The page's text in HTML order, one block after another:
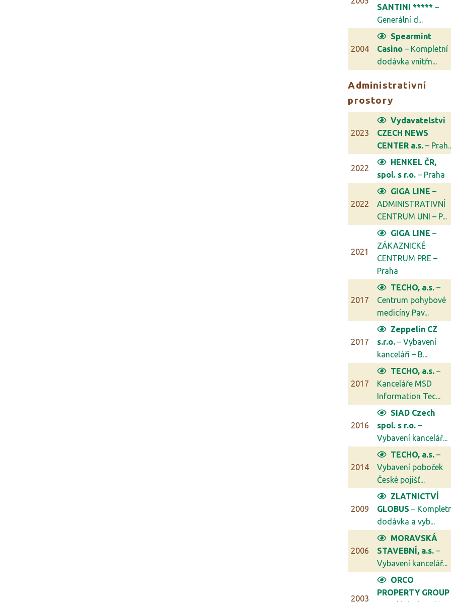
SANTINI ***** –
Generální d...
2004
Spearmint
Casino – Kompletní
dodávka vnitřn...
Administrativní
prostory
2023
Vydavatelství
CZECH NEWS
CENTER a.s. –
2022
HENKEL ČR,
spol. s r.o. – Praha
2022
GIGA LINE –
ADMINISTRATIVNÍ
CENTRUM UNI – P...
2021
GIGA LINE –
ZÁKAZNICKÉ
CENTRUM PRE –
Praha
2017
TECHO, a.s. –
Centrum pohybové
medicíny Pav...
2017
Zeppelin CZ
s.r.o. – Vybavení
kanceláří – B...
2017
TECHO, a.s. –
Kanceláře MSD
Information Tec...
2016
SIAD Czech
spol. s r.o. –
Vybavení kancelář...
2014
TECHO, a.s. –
Vybavení poboček
České pojišť...
2009
ZLATNICTVÍ
GLOBUS –
dodávka a vyb...
2006
MORAVSKÁ
STAVEBNÍ, a.s. –
Vybavení kancelář...
2003
ORCO
PROPERTY GROUP